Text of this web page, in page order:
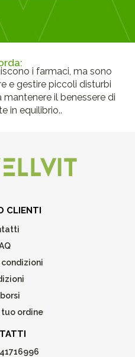
i farmaci, ma sono
e gestire piccoli disturbi
il benessere di
in equilibrio..
CLIENTI
condizioni
ordine